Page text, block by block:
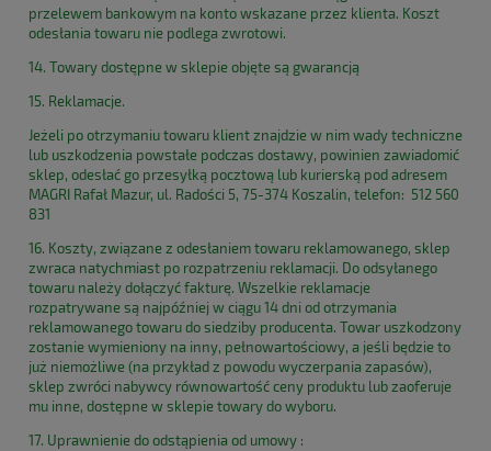
przelewem bankowym na konto wskazane przez klienta. Koszt
odesłania towaru nie podlega zwrotowi.
14. Towary dostępne w sklepie objęte są gwarancją
15. Reklamacje.
Jeżeli po otrzymaniu towaru klient znajdzie w nim wady techniczne
lub uszkodzenia powstałe podczas dostawy, powinien zawiadomić
sklep, odesłać go przesyłką pocztową lub kurierską pod adresem
MAGRI Rafał Mazur, ul. Radości 5, 75-374 Koszalin, telefon: 512 560
831
16. Koszty, związane z odesłaniem towaru reklamowanego, sklep
zwraca natychmiast po rozpatrzeniu reklamacji. Do odsyłanego
towaru należy dołączyć fakturę. Wszelkie reklamacje
rozpatrywane są najpóźniej w ciągu 14 dni od otrzymania
reklamowanego towaru do siedziby producenta. Towar uszkodzony
zostanie wymieniony na inny, pełnowartościowy, a jeśli będzie to
już niemożliwe (na przykład z powodu wyczerpania zapasów),
sklep zwróci nabywcy równowartość ceny produktu lub zaoferuje
mu inne, dostępne w sklepie towary do wyboru.
17. Uprawnienie do odstąpienia od umowy :